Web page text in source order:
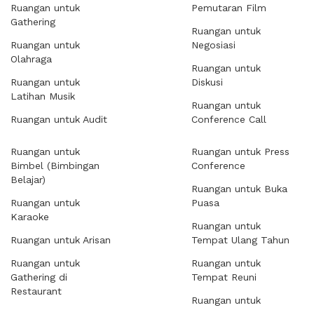
Ruangan untuk
Gathering
Ruangan untuk
Olahraga
Ruangan untuk
Latihan Musik
Ruangan untuk Audit
Pemutaran Film
Ruangan untuk
Negosiasi
Ruangan untuk
Diskusi
Ruangan untuk
Conference Call
Ruangan untuk
Bimbel (Bimbingan
Belajar)
Ruangan untuk
Karaoke
Ruangan untuk Arisan
Ruangan untuk
Gathering di
Restaurant
Ruangan untuk Press
Conference
Ruangan untuk Buka
Puasa
Ruangan untuk
Tempat Ulang Tahun
Ruangan untuk
Tempat Reuni
Ruangan untuk